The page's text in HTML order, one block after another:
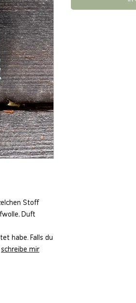
Stoff
Duft
habe. Falls du
schreibe mir